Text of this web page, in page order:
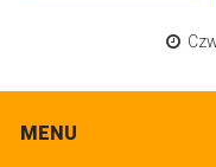
MENU